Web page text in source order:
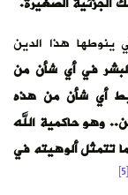
هذا الدين
في أي شأن من
أي شأن من هذه
وهو حاكمية الله
تتمثل ألوهيته في
[5]